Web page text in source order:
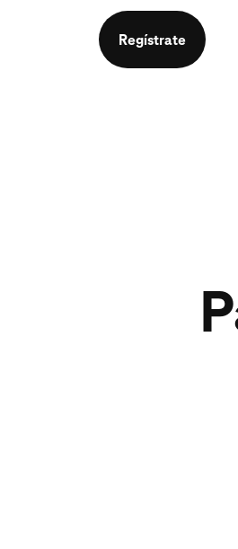
Regístrate